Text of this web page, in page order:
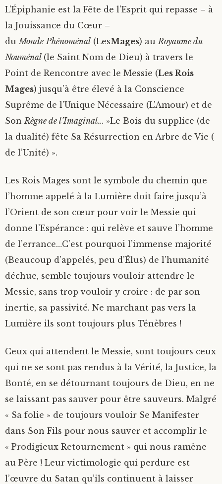
L’Épiphanie est la Fête de l’Esprit qui repasse – à
la Jouissance du Cœur –
duMonde Phénoménal (LesMages) auRoyaume du
Nouménal (le Saint Nom de Dieu) à travers le
Point de Rencontre avec le Messie (Les Rois
Mages) jusqu’à être élevé à la Conscience
Suprême de l’Unique Nécessaire (L’Amour) et de
SonRègne de l’Imaginal... »Le Bois du supplice (de
la dualité) fête Sa Résurrection en Arbre de Vie (
de l’Unité) ».
Les Rois Mages sont le symbole du chemin que
l’homme appelé à la Lumière doit faire jusqu’à
l’Orient de son cœur pour voir le Messie qui
donne l’Espérance : qui relève et sauve l’homme
de l’errance…C’est pourquoi l’immense majorité
(Beaucoup d’appelés, peu d’Élus) de l’humanité
déchue, semble toujours vouloir attendre le
Messie, sans trop vouloir y croire : de par son
inertie, sa passivité. Ne marchant pas vers la
Lumière ils sont toujours plus Ténèbres !
Ceux qui attendent le Messie, sont toujours ceux
qui ne se sont pas rendus à la Vérité, la Justice, la
Bonté, en se détournant toujours de Dieu, en ne
se laissant pas sauver pour être sauveurs. Malgré
« Sa folie » de toujours vouloir Se Manifester
dans Son Fils pour nous sauver et accomplir le
« Prodigieux Retournement » qui nous ramène
au Père ! Leur victimologie qui perdure est
l’œuvre du Satan qu’ils continuent à laisser